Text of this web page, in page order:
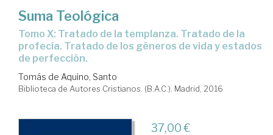
Suma Teológica
Tomo X: Tratado de la templanza. Tratado de la
profecía. Tratado de los géneros de vida y estados
de perfección.
Tomás de Aquino, Santo
Biblioteca de Autores Cristianos. (B.A.C.). Madrid, 2016
37,00 €